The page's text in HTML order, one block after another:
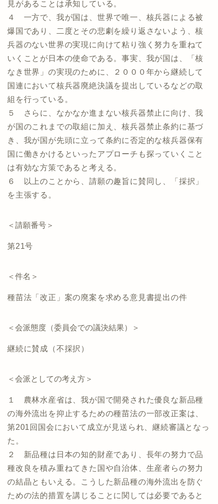
見があることは承知している。
４ 一方で、我が国は、世界で唯一、核兵器による被
爆国であり、二度とその悲劇を繰り返さないよう、核
兵器のない世界の実現に向けて粘り強く努力を重ねて
いくことが日本の使命である。事実、我が国は、「核
なき世界」の実現のために、２０００年から継続して
国連において核兵器廃絶決議を提出しているなどの取
組を行っている。
５ さらに、なかなか進まない核兵器禁止に向け、我
が国のこれまでの取組に加え、核兵器禁止条約に基づ
き、我が国が先頭に立って条約に否定的な核兵器保有
国に働きかけるといったアプローチも探っていくこと
は有効な方策であると考える。
６ 以上のことから、請願の趣旨に賛同し、「採択」
を主張する。
＜請願番号＞
第21号
＜件名＞
種苗法「改正」案の廃案を求める意見書提出の件
＜会派態度（委員会での議決結果）＞
継続に賛成（不採択）
＜会派としての考え方＞
１ 農林水産省は、我が国で開発された優良な新品種
の海外流出を抑止するための種苗法の一部改正案は、
第201回国会において成立が見送られ、継続審議となっ
た。
２ 新品種は日本の知的財産であり、長年の努力で品
種改良を積み重ねてきた国や自治体、生産者らの努力
の結晶ともいえる。こうした新品種の海外流出を防ぐ
ための法的措置を講じることに関しては必要であると